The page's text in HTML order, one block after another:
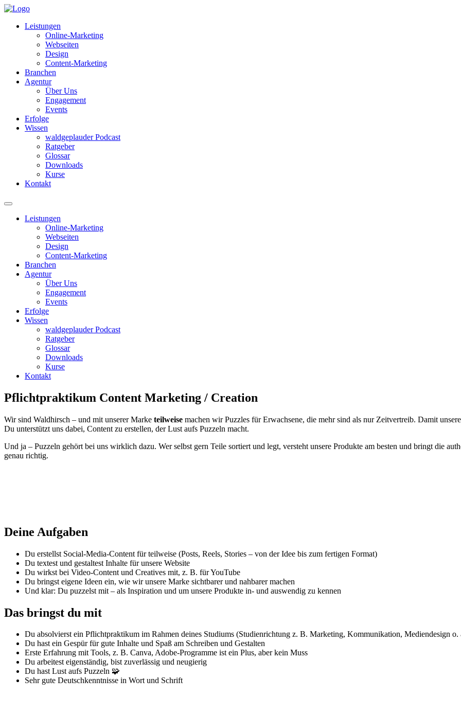
Leistungen
Online-Marketing
Webseiten
Design
Content-Marketing
Branchen
Agentur
Über Uns
Engagement
Events
Erfolge
Wissen
waldgeplauder Podcast
Ratgeber
Glossar
Downloads
Kurse
Kontakt
Leistungen
Online-Marketing
Webseiten
Design
Content-Marketing
Branchen
Agentur
Über Uns
Engagement
Events
Erfolge
Wissen
waldgeplauder Podcast
Ratgeber
Glossar
Downloads
Kurse
Kontakt
Pflichtpraktikum Content Marketing / Creation
Wir sind Waldhirsch – und mit unserer Marke teilweise machen wir Puzzles für Erwachsene, die mehr sind als nur Zeitvertreib. Damit
Du unterstützt uns dabei, Content zu erstellen, der Lust aufs Puzzeln macht.
Und ja – Puzzeln gehört bei uns wirklich dazu. Wer selbst gern Teile sortiert und legt, versteht unsere Produkte am besten und bringt die
genau richtig.
Deine Aufgaben
Du erstellst Social-Media-Content für teilweise (Posts, Reels, Stories – von der Idee bis zum fertigen Format)
Du textest und gestaltest Inhalte für unsere Website
Du wirkst bei Video-Content und Creatives mit, z. B. für YouTube
Du bringst eigene Ideen ein, wie wir unsere Marke sichtbarer und nahbarer machen
Und klar: Du puzzelst mit – als Inspiration und um unsere Produkte in- und auswendig zu kennen
Das bringst du mit
Du absolvierst ein Pflichtpraktikum im Rahmen deines Studiums (Studienrichtung z. B. Marketing, Kommunikation, Mediendesign o.
Du hast ein Gespür für gute Inhalte und Spaß am Schreiben und Gestalten
Erste Erfahrung mit Tools, z. B. Canva, Adobe-Programme ist ein Plus, aber kein Muss
Du arbeitest eigenständig, bist zuverlässig und neugierig
Du hast Lust aufs Puzzeln 🧩
Sehr gute Deutschkenntnisse in Wort und Schrift